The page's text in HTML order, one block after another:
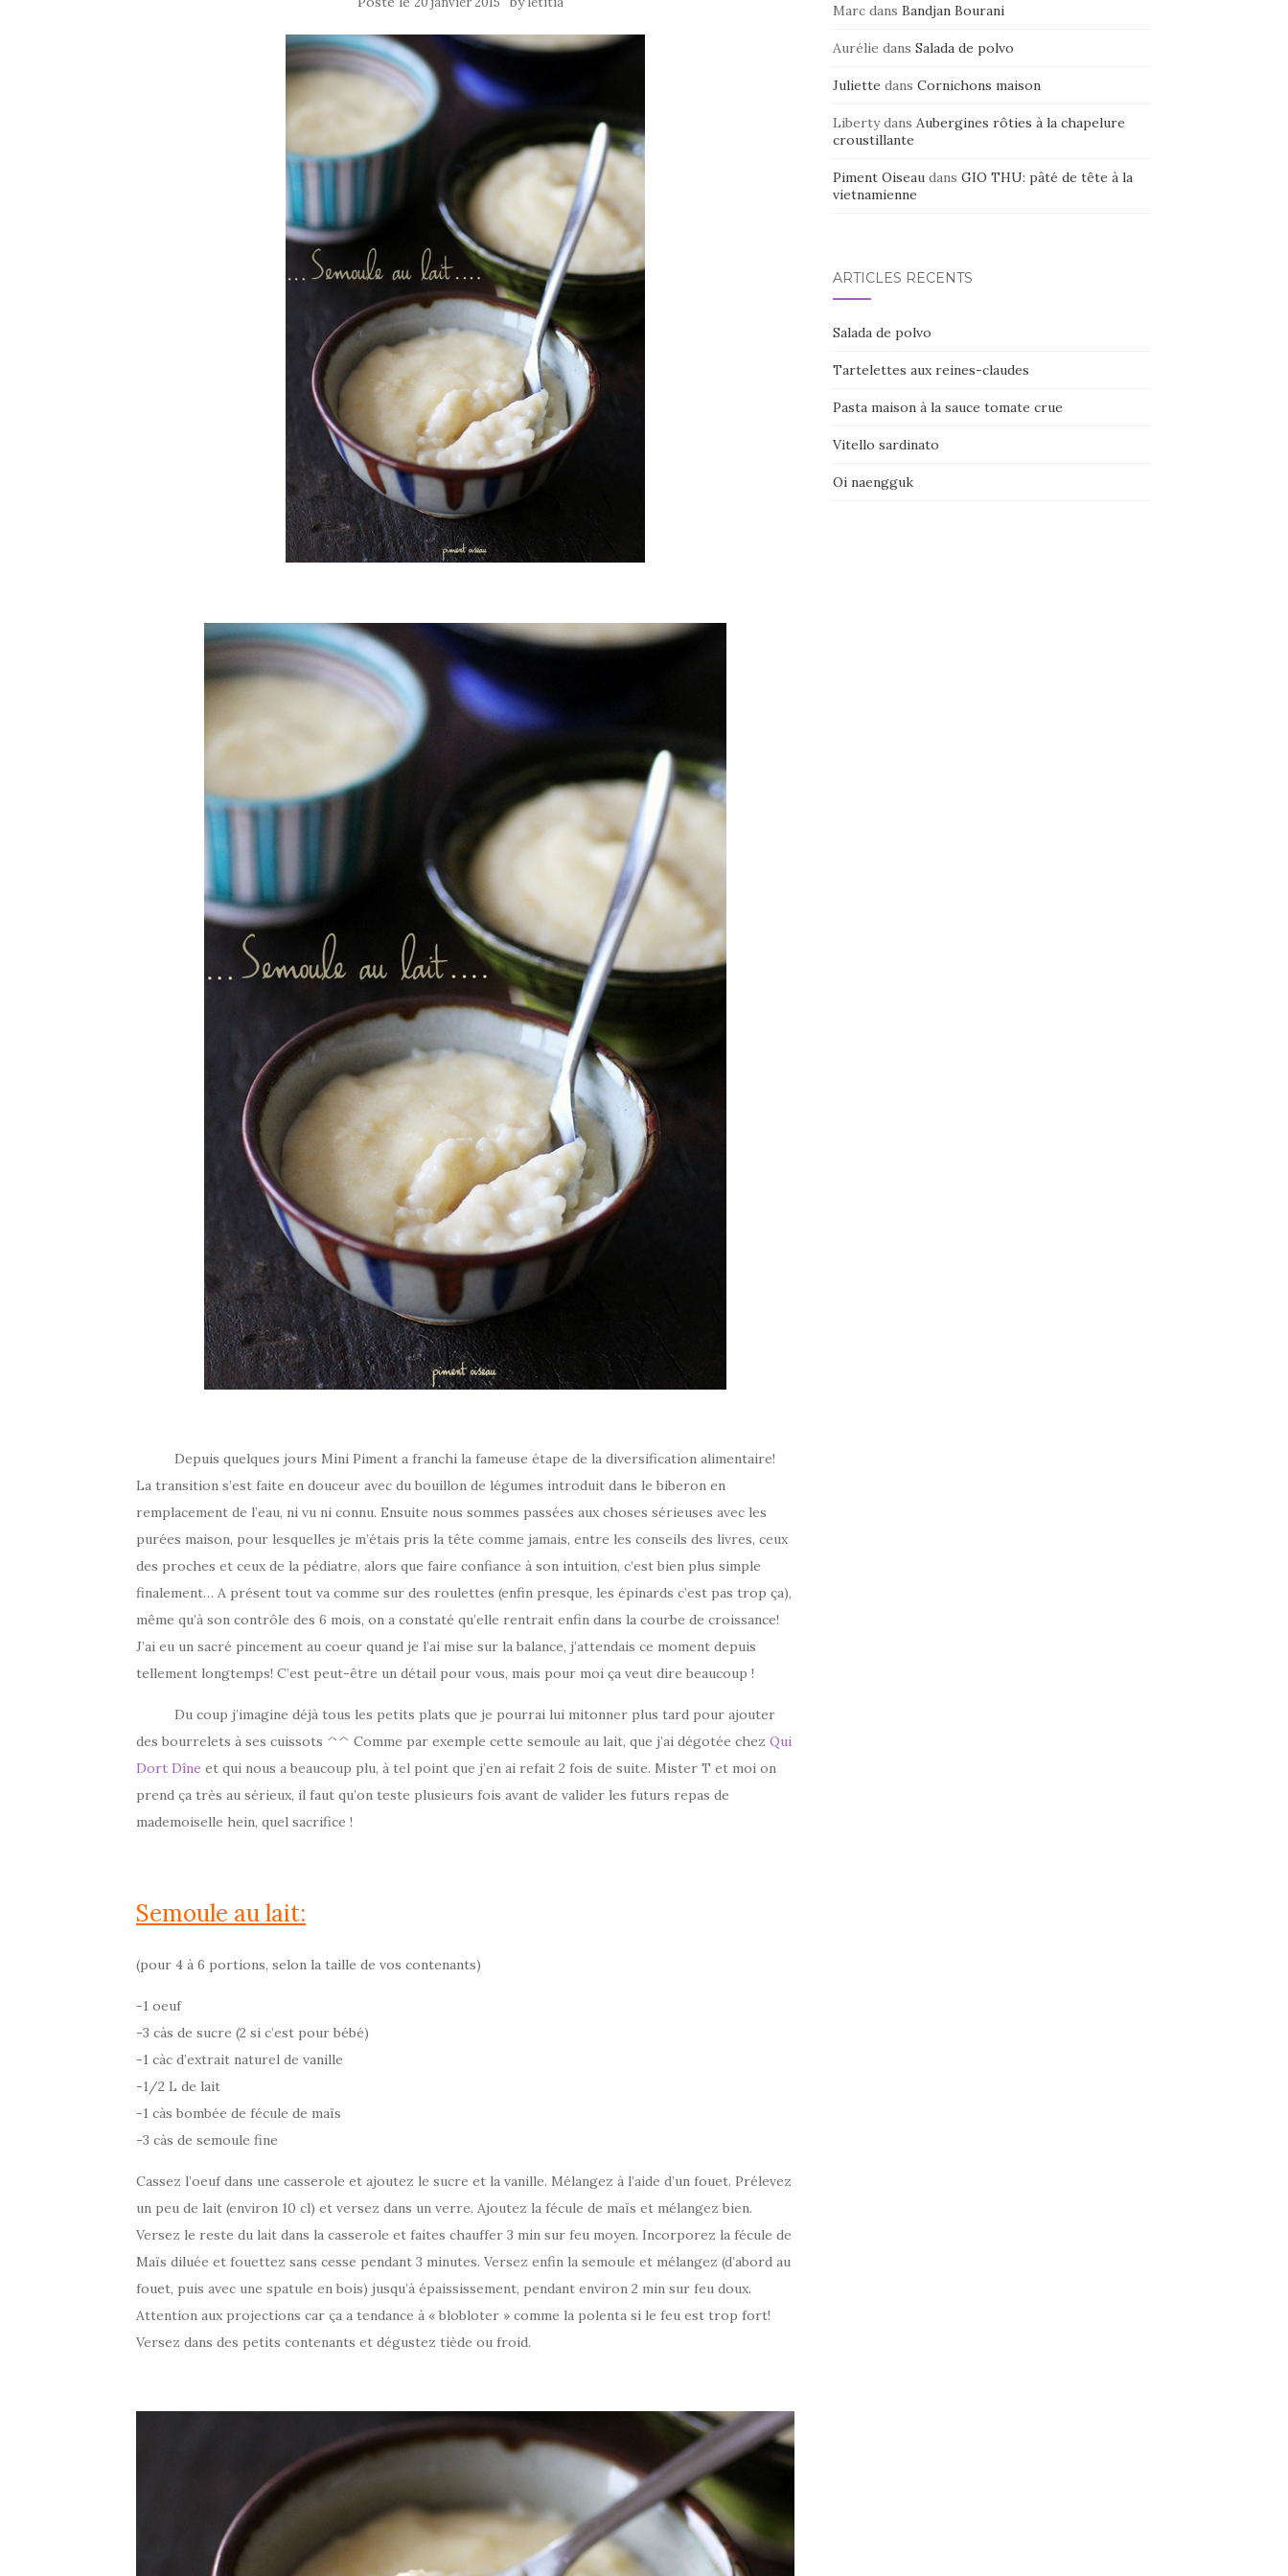
Depuis quelques jours Mini Piment a franchi la fameuse étape de la diversification alimentaire!
La transition s’est faite en douceur avec du bouillon de légumes introduit dans le biberon en
remplacement de l’eau, ni vu ni connu. Ensuite nous sommes passées aux choses sérieuses avec les
purées maison, pour lesquelles je m’étais pris la tête comme jamais, entre les conseils des livres, ceux
des proches et ceux de la pédiatre, alors que faire confiance à son intuition, c’est bien plus simple
finalement… A présent tout va comme sur des roulettes (enfin presque, les épinards c’est pas trop ça),
même qu’à son contrôle des 6 mois, on a constaté qu’elle rentrait enfin dans la courbe de croissance!
J’ai eu un sacré pincement au coeur quand je l’ai mise sur la balance, j’attendais ce moment depuis
tellement longtemps! C’est peut-être un détail pour vous, mais pour moi ça veut dire beaucoup !
Du coup j’imagine déjà tous les petits plats que je pourrai lui mitonner plus tard pour ajouter
des bourrelets à ses cuissots ^^ Comme par exemple cette semoule au lait, que j’ai dégotée chez Qui
Dort Dîne et qui nous a beaucoup plu, à tel point que j’en ai refait 2 fois de suite. Mister T et moi on
prend ça très au sérieux, il faut qu’on teste plusieurs fois avant de valider les futurs repas de
mademoiselle hein, quel sacrifice !
Semoule au lait:
(pour 4 à 6 portions, selon la taille de vos contenants)
-1 oeuf
-3 càs de sucre (2 si c’est pour bébé)
-1 càc d’extrait naturel de vanille
-1/2 L de lait
-1 càs bombée de fécule de maïs
-3 càs de semoule fine
Cassez l’oeuf dans une casserole et ajoutez le sucre et la vanille. Mélangez à l’aide d’un fouet. Prélevez
un peu de lait (environ 10 cl) et versez dans un verre. Ajoutez la fécule de maïs et mélangez bien.
Versez le reste du lait dans la casserole et faites chauffer 3 min sur feu moyen. Incorporez la fécule de
Maïs diluée et fouettez sans cesse pendant 3 minutes. Versez enfin la semoule et mélangez (d’abord au
fouet, puis avec une spatule en bois) jusqu’à épaississement, pendant environ 2 min sur feu doux.
Attention aux projections car ça a tendance à « blobloter » comme la polenta si le feu est trop fort!
Versez dans des petits contenants et dégustez tiède ou froid.
Marcdans Bandjan Bourani
Aurélie dans Salada de polvo
Juliette dans Cornichons maison
Libertydans Aubergines rôties à la chapelure
croustillante
Piment Oiseaudans GIO THU: pâté de tête à la
vietnamienne
ARTICLES RÉCENTS
Salada de polvo
Tartelettes aux reines-claudes
Pasta maison à la sauce tomate crue
Vitello sardinato
Oi naengguk